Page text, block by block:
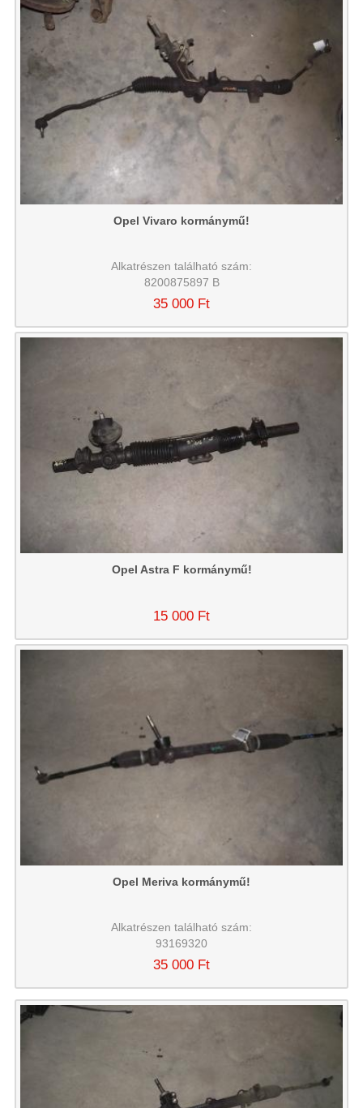
Opel Vivaro kormánymű!
Alkatrészen található szám:
8200875897 B
35 000 Ft
Opel Astra F kormánymű!
15 000 Ft
Opel Meriva kormánymű!
Alkatrészen található szám:
93169320
35 000 Ft